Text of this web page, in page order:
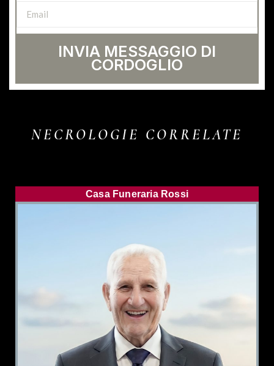
INVIA MESSAGGIO DI
CORDOGLIO
NECROLOGIE CORRELATE
Casa Funeraria Rossi